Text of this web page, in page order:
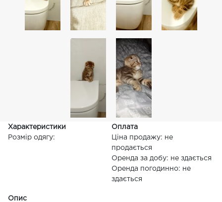
Характеристики
Розмір одягу:
Оплата
Ціна продажу: не
продається
Оренда за добу: не здається
Оренда погодинно: не
здається
Опис